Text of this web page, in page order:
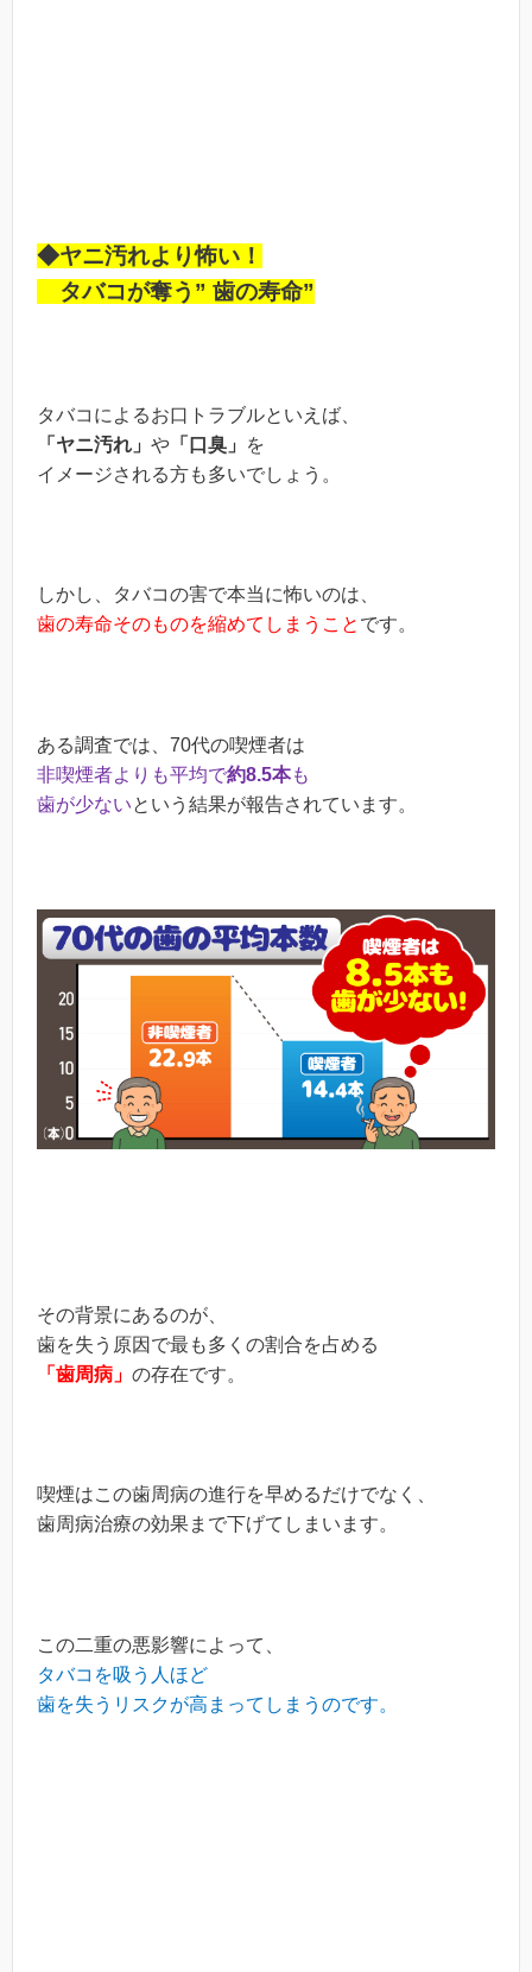
◆ヤニ汚れより怖い！
タバコが奪う” 歯の寿命”
タバコによるお口トラブルといえば、
「ヤニ汚れ」 や 「口臭」
を
イメージされる方も多いでしょう。
しかし、タバコの害で本当に怖いのは、
歯の寿命そのものを縮めてしまうこと です。
ある調査では、70代の喫煙者は
非喫煙者よりも平均で約8.5本も
歯が少ないという結果が報告されています。
その背景にあるのが、
歯を失う原因で最も多くの割合を占める
「歯周病」 の存在です。
喫煙はこの歯周病の進行を早めるだけでなく、
歯周病治療の効果まで下げてしまいます。
この二重の悪影響によって、
タバコを吸う人ほど
歯を失うリスクが高まってしまうのです。